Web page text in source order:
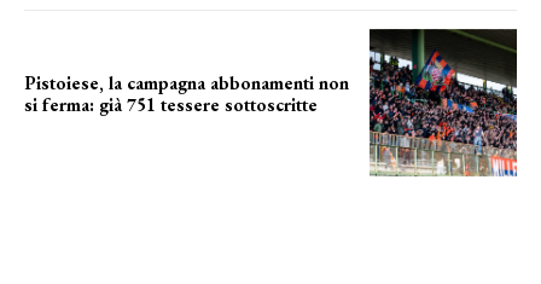
Pistoiese, la campagna abbonamenti non
si ferma: già 751 tessere sottoscritte